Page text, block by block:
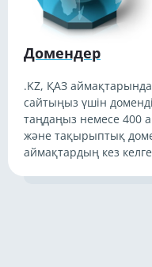
Домендер
.KZ, ҚАЗ аймақтарында
сайтыңыз үшін
таңдаңыз немесе 400
және тақырыптық
аймақтардың кез